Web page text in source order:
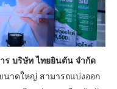
ร บริษัท ไทยยินตัน จำกัด
นาดใหญ่ สามารถแบ่งออก